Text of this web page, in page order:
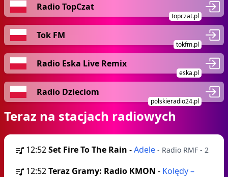
Radio TopCzat
topczat.pl
Tok FM
tokfm.pl
Radio Eska Live Remix
eska.pl
Radio Dzieciom
polskieradio24.pl
Teraz na stacjach radiowych
12:52Set Fire To The Rain -Adele - Radio RMF - 2
12:52Teraz Gramy: Radio KMON - Kolędy –